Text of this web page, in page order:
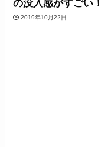
の没入感がすごい！
2019年10月22日